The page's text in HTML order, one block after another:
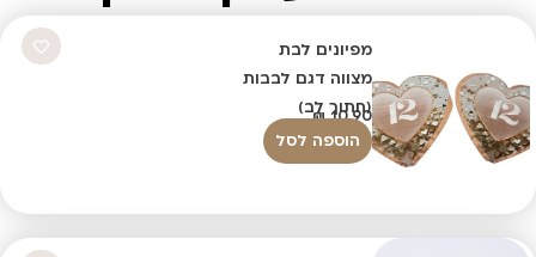
מפיונים לבת
מצווה דגם לבבות
(חתוך לב)
₪10.90
הוספה לסל